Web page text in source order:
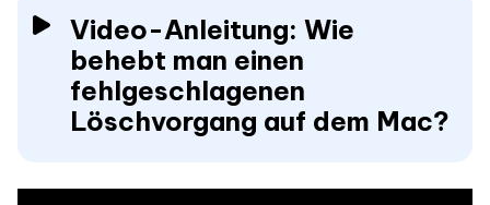
Video-Anleitung: Wie
behebt man einen
fehlgeschlagenen
Löschvorgang auf dem Mac?